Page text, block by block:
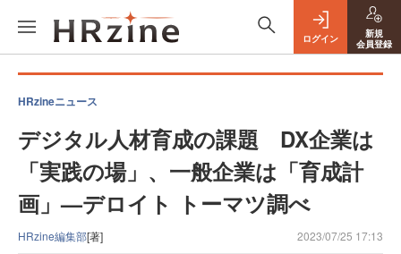
ログイン
新規
会員登録
HRzineニュース
デジタル人材育成の課題 DX企業は
「実践の場」、一般企業は「育成計
画」—デロイト トーマツ調べ
HRzine編集部[著] 2023/07/25 17:13